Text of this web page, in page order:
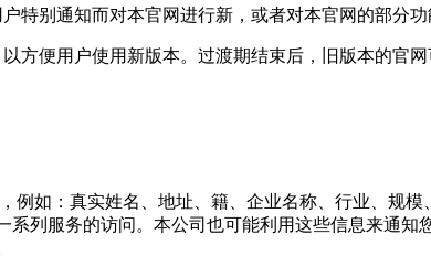
特别通知而对本官网进行新，或者对本官网的部分功
方便用户使用新版本。过渡期结束后，旧版本的官
例如：真实姓名、地址、籍、企业名称、行业、规
列服务的访问。本公司也可能利用这些信息来通